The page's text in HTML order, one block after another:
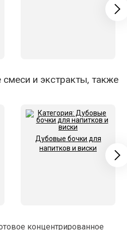
и экстракты, также
Дубовые бочки для
напитков и виски
концентрированное